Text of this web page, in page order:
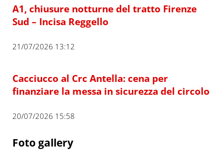
A1, chiusure notturne del tratto Firenze
Sud – Incisa Reggello
21/07/2026 13:12
Cacciucco al Crc Antella: cena per
finanziare la messa in sicurezza del circolo
20/07/2026 15:58
Foto gallery